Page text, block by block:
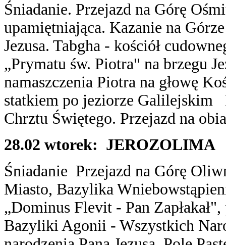
Śniadanie. Przejazd na Górę
upamiętniająca. Kazanie na
Jezusa. Tabgha - kościół
„Prymatu św. Piotra" na brzegu
namaszczenia Piotra na głowę
statkiem po jeziorze Galilejskim
Chrztu Świętego. Przejazd na
28.02 wtorek:
Śniadanie Przejazd na Górę
Miasto, Bazylika
„Dominus Flevit - Pan
Bazyliki Agonii - Wszystkich